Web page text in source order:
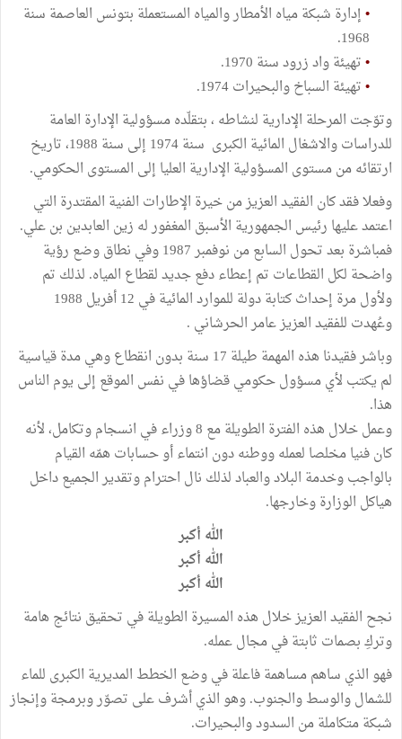
•إدارة شبكة مياه الأمطار والمياه المستعملة بتونس العاصمة سنة
1968.
•تهيئة واد زرود سنة 1970.
•تهيئة السباخ والبحيرات 1974.
وتوّجت المرحلة الإدارية لنشاطه ، بتقلّده مسؤولية الإدارة العامة
للدراسات والاشغال المائية الكبرى سنة 1974 إلى سنة 1988، تاريخ
ارتقائه من مستوى المسؤولية الإدارية العليا إلى المستوى الحكومي.
وفعلا فقد كان الفقيد العزيز من خيرة الإطارات الفنية المقتدرة التي
اعتمد عليها رئيس الجمهورية الأسبق المغفور له زين العابدين بن علي.
فمباشرة بعد تحول السابع من نوفمبر 1987 وفي نطاق وضع رؤية
واضحة لكل القطاعات تم إعطاء دفع جديد لقطاع المياه. لذلك تم
ولأول مرة إحداث كتابة دولة للموارد المائية في 12 أفريل 1988
وعُهدت للفقيد العزيز عامر الحرشاني .
وباشر فقيدنا هذه المهمة طيلة 17 سنة بدون انقطاع وهي مدة قياسية
لم يكتب لأي مسؤول حكومي قضاؤها في نفس الموقع إلى يوم الناس
هذا.
وعمل خلال هذه الفترة الطويلة مع 8 وزراء في انسجام وتكامل، لأنه
كان فنيا مخلصا لعمله ووطنه دون انتماء أو حسابات همّه القيام
بالواجب وخدمة البلاد والعباد لذلك نال احترام وتقدير الجميع داخل
هياكل الوزارة وخارجها.
الله أكبر
الله أكبر
الله أكبر
نجح الفقيد العزيز خلال هذه المسيرة الطويلة في تحقيق نتائج هامة
وتركِ بصمات ثابتة في مجال عمله.
فهو الذي ساهم مساهمة فاعلة في وضع الخطط المديرية الكبرى للماء
للشمال والوسط والجنوب. وهو الذي أشرف على تصوّر وبرمجة وإنجاز
شبكة متكاملة من السدود والبحيرات.